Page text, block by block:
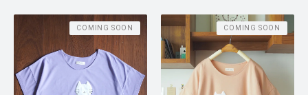
COMING SOON COMING SOON